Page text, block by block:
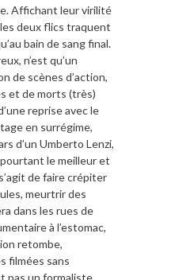
Affichant leur virilité
deux flics traquent
bain de sang final.
n’est qu’un
de scènes d’action,
et de morts (très)
reprise avec le
en surrégime,
d’un Umberto Lenzi,
le meilleur et
de faire crépiter
meurtrir des
dans les rues de
à l’estomac,
retombe,
filmées sans